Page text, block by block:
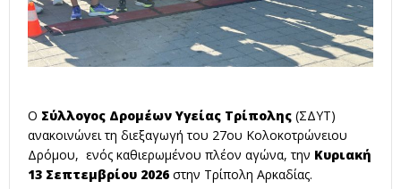
Ο Σύλλογος Δρομέων Υγείας Τρίπολης (ΣΔΥΤ)
ανακοινώνει τη διεξαγωγή του 27ου Κολοκοτρώνειου
Δρόμου, ενός καθιερωμένου πλέον αγώνα, την Κυριακή
13 Σεπτεμβρίου 2026 στην Τρίπολη Αρκαδίας.